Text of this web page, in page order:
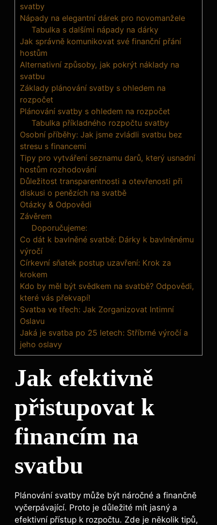
svatby
Nápady na elegantní dárek pro novomanžele
Tabulka s dalšími nápady na dárky
Jak správně komunikovat své finanční přání
hostům
Alternativní způsoby, jak pokrýt náklady na
svatbu
Základy plánování svatby s ohledem na
rozpočet
Plánování svatby s ohledem na rozpočet
Tabulka příkladného rozpočtu svatby
Osobní příběhy: Jak jsme zvládli svatbu bez
stresu s financemi
Tipy pro vytváření seznamu darů, který usnadní
hostům rozhodování
Důležitost transparentnosti a otevřenosti při
diskusi o penězích na svatbě
Otázky & Odpovědi
Závěrem
Doporučujeme:
Co dát k bavlněné svatbě: Dárky k bavlněnému
výročí
Církevní sňatek postup uzavření: Krok za
krokem
Kdo by měl být svědkem na svatbě? Odpovědi,
které vás překvapí!
Svatba ve třech: Jak Zorganizovat Intimní
Oslavu
Jaká je svatba po 25 letech: Stříbrné výročí a
jeho oslavy
Jak efektivně
přistupovat k
financím na
svatbu
Plánování svatby může být náročné a finančně
vyčerpávající. Proto je důležité mít jasný a
efektivní přístup k rozpočtu. Zde je několik tipů,